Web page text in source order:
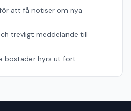
att få notiser om nya
trevligt meddelande till
bostäder hyrs ut fort